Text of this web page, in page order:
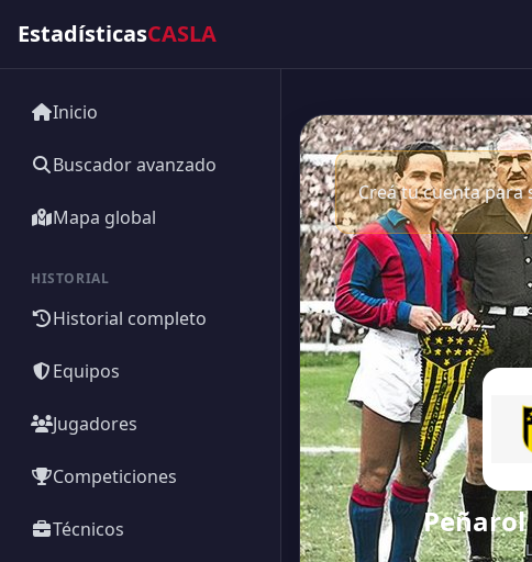
EstadísticasCASLA
Inicio
Buscador avanzado
Mapa global
HISTORIAL
Historial completo
Equipos
Jugadores
Competiciones
Técnicos
Creá tu cuenta para